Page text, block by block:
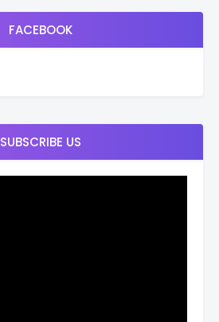
FACEBOOK
SUBSCRIBE US